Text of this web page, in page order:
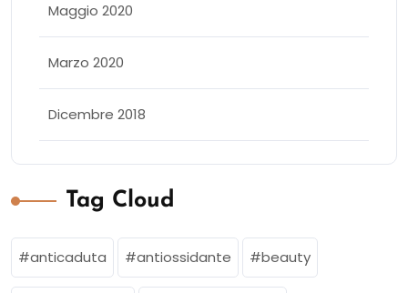
Maggio 2020
Marzo 2020
Dicembre 2018
Tag Cloud
anticaduta antiossidante beauty